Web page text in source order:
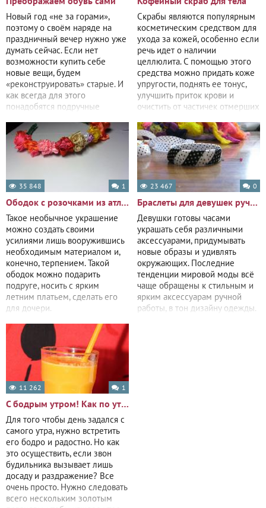
Новый год «не за горами»,
поэтому о своём наряде на
праздничный вечер нужно уже
думать сейчас. Если нет
возможности купить себе
новые вещи, будем
«реконструировать» старые. И
как всегда для этого
понадобятся подручные
Скрабы являются популярным
косметическим средством для
ухода за кожей, особенно если
речь идет о наличии
целлюлита. С помощью этого
средства можно придать коже
упругости, поднять ее тонус,
улучшить приток крови и
очистить от частичек отмерших
35 848 1
Ободок с розочками из атласных лент
Такое необычное украшение
можно создать своими
усилиями лишь вооружившись
необходимым материалом и,
конечно, терпением. Такой
ободок можно подарить
подруге, носить с ярким
летним платьем, сделать его
для дочери.
23 467 0
Браслеты для девушек ручной работы
Девушки готовы часами
украшать себя различными
аксессуарами, придумывать
новые образы и удивлять
окружающих. Последние
тенденции мировой моды всё
чаще обращены к стильным и
ярким аксессуарам ручной
работы, в тон дизайну одежды.
11 262 1
С бодрым утром! Как по утрам не только встать с постели, но и проснуться?
Для того чтобы день задался с
самого утра, нужно встретить
его бодро и радостно. Но как
это осуществить, если звон
будильника вызывает лишь
досаду и раздражение? Все
очень просто. Нужно следовать
всего нескольким золотым